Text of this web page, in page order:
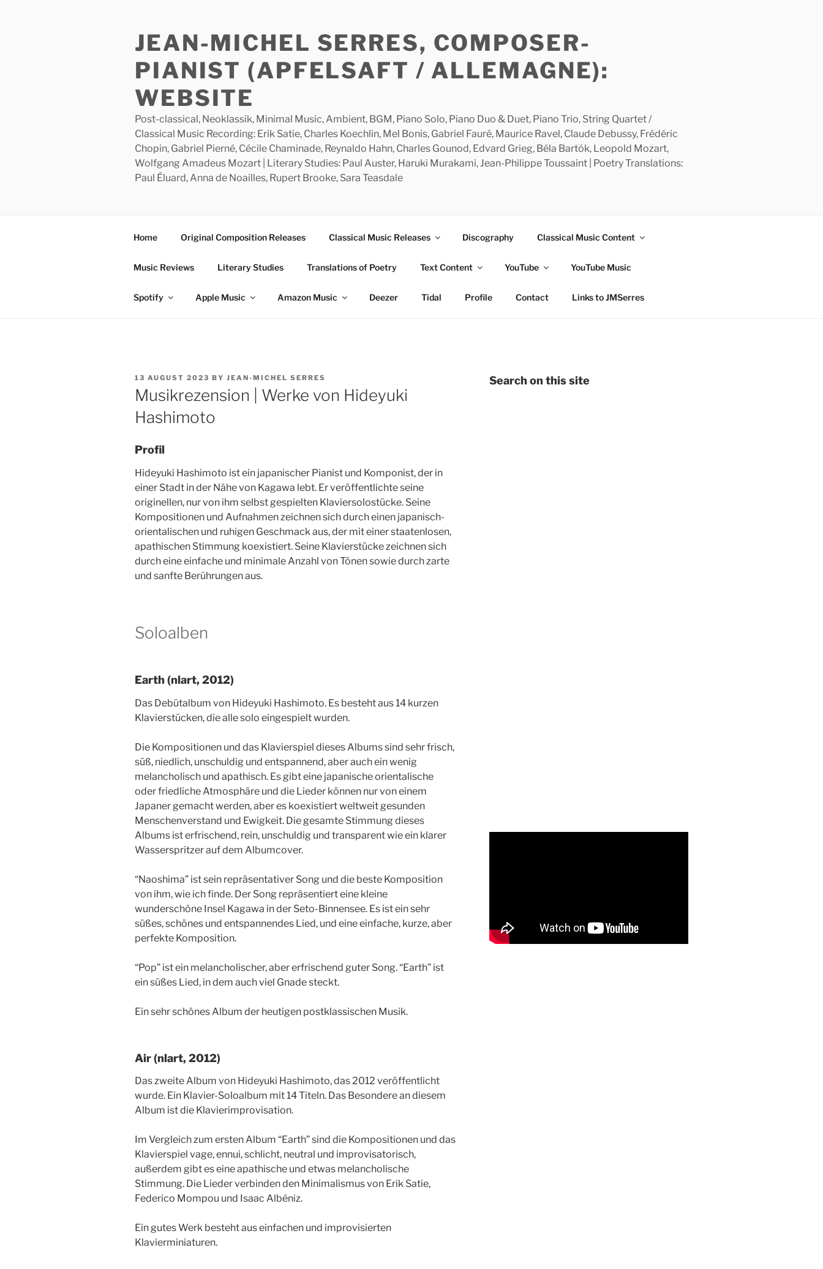
JEAN-MICHEL SERRES, COMPOSER-
PIANIST (APFELSAFT / ALLEMAGNE):
WEBSITE
Post-classical, Neoklassik, Minimal Music, Ambient, BGM, Piano Solo, Piano Duo & Duet, Piano Trio, String Quartet /
Classical Music Recording: Erik Satie, Charles Koechlin, Mel Bonis, Gabriel Fauré, Maurice Ravel, Claude Debussy, Frédéric
Chopin, Gabriel Pierné, Cécile Chaminade, Reynaldo Hahn, Charles Gounod, Edvard Grieg, Béla Bartók, Leopold Mozart,
Wolfgang Amadeus Mozart | Literary Studies: Paul Auster, Haruki Murakami, Jean-Philippe Toussaint | Poetry Translations:
Paul Éluard, Anna de Noailles, Rupert Brooke, Sara Teasdale
Home Original Composition Releases Classical Music Releases Discography Classical Music Content
Music Reviews Literary Studies Translations of Poetry Text Content YouTube YouTube Music
Spotify Apple Music Amazon Music Deezer Tidal Profile Contact Links to JMSerres
POSTED
ON
13 AUGUST 2023 BY JEAN-MICHEL SERRES
Musikrezension | Werke von Hideyuki
Hashimoto
Profil
Hideyuki Hashimoto ist ein japanischer Pianist und Komponist, der in
einer Stadt in der Nähe von Kagawa lebt. Er veröffentlichte seine
originellen, nur von ihm selbst gespielten Klaviersolostücke. Seine
Kompositionen und Aufnahmen zeichnen sich durch einen japanisch-
orientalischen und ruhigen Geschmack aus, der mit einer staatenlosen,
apathischen Stimmung koexistiert. Seine Klavierstücke zeichnen sich
durch eine einfache und minimale Anzahl von Tönen sowie durch zarte
und sanfte Berührungen aus.
Soloalben
Earth (nlart, 2012)
Das Debütalbum von Hideyuki Hashimoto. Es besteht aus 14 kurzen
Klavierstücken, die alle solo eingespielt wurden.
Die Kompositionen und das Klavierspiel dieses Albums sind sehr frisch,
süß, niedlich, unschuldig und entspannend, aber auch ein wenig
melancholisch und apathisch. Es gibt eine japanische orientalische
oder friedliche Atmosphäre und die Lieder können nur von einem
Japaner gemacht werden, aber es koexistiert weltweit gesunden
Menschenverstand und Ewigkeit. Die gesamte Stimmung dieses
Albums ist erfrischend, rein, unschuldig und transparent wie ein klarer
Wasserspritzer auf dem Albumcover.
“Naoshima” ist sein repräsentativer Song und die beste Komposition
von ihm, wie ich finde. Der Song repräsentiert eine kleine
wunderschöne Insel Kagawa in der Seto-Binnensee. Es ist ein sehr
süßes, schönes und entspannendes Lied, und eine einfache, kurze, aber
perfekte Komposition.
“Pop” ist ein melancholischer, aber erfrischend guter Song. “Earth” ist
ein süßes Lied, in dem auch viel Gnade steckt.
Ein sehr schönes Album der heutigen postklassischen Musik.
Air (nlart, 2012)
Das zweite Album von Hideyuki Hashimoto, das 2012 veröffentlicht
wurde. Ein Klavier-Soloalbum mit 14 Titeln. Das Besondere an diesem
Album ist die Klavierimprovisation.
Im Vergleich zum ersten Album “Earth” sind die Kompositionen und das
Klavierspiel vage, ennui, schlicht, neutral und improvisatorisch,
außerdem gibt es eine apathische und etwas melancholische
Stimmung. Die Lieder verbinden den Minimalismus von Erik Satie,
Federico Mompou und Isaac Albéniz.
Ein gutes Werk besteht aus einfachen und improvisierten
Klavierminiaturen.
Search on this site